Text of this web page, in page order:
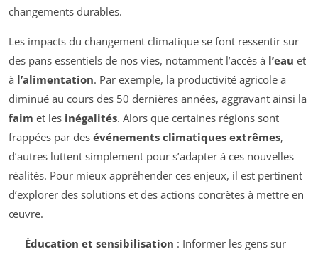
changements durables.
Les impacts du changement climatique se font ressentir sur
des pans essentiels de nos vies, notamment l’accès à l’eau et
à l’alimentation. Par exemple, la productivité agricole a
diminué au cours des 50 dernières années, aggravant ainsi la
faim et les inégalités. Alors que certaines régions sont
frappées par des événements climatiques extrêmes,
d’autres luttent simplement pour s’adapter à ces nouvelles
réalités. Pour mieux appréhender ces enjeux, il est pertinent
d’explorer des solutions et des actions concrètes à mettre en
œuvre.
Éducation et sensibilisation : Informer les gens sur